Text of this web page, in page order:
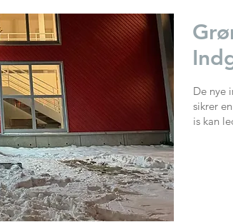
De nye
sikrer
is kan